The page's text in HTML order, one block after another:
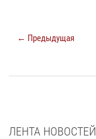
← Предыдущая
ЛЕНТА НОВОСТЕЙ